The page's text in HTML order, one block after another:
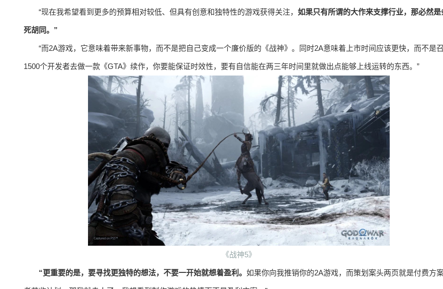
“现在我希望看到更多的预算相对较低、但具有创意和独特性的游戏获得关注， 如果只有所谓的大作来支撑行业，那必然是
死胡同。”
“而2A游戏，它意味着带来新事物，而不是把自己变成一个廉价版的《战神》。同时2A意味着上市时间应该更快，而不是
1500个开发者去做一款《GTA》续作，你要能保证时效性，要有自信能在两三年时间里就做出点能够上线运转的东西。”
《战神5》
“更重要的是，要寻找更独特的想法，不要一开始就想着盈利。 如果你向我推销你的2A游戏，而策划案头两页就是付费方